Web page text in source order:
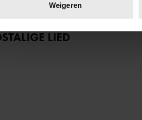
toestemming op elk moment wijzigen of
gebruiken cookies om content en
Weigeren
(80)
VAN
LIED